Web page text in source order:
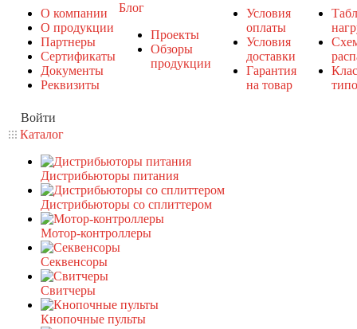
О компании
О продукции
Партнеры
Сертификаты
Документы
Реквизиты
Блог
Проекты
Обзоры
продукции
Условия
оплаты
Условия
доставки
Гарантия
на товар
Войти
Каталог
Дистрибьюторы питания
Дистрибьюторы со сплиттером
Мотор-контроллеры
Секвенсоры
Свитчеры
Кнопочные пульты